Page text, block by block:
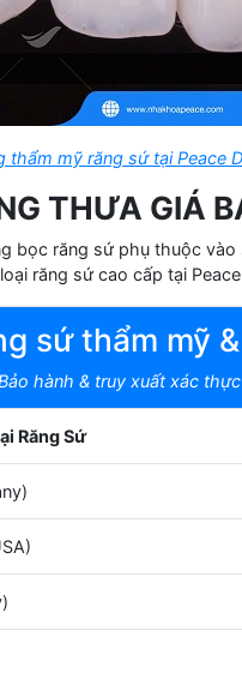
thẩm mỹ răng sứ tại Peace
THƯA GIÁ
bọc răng sứ phụ thuộc
răng sứ cao cấp tại
sứ thẩm mỹ
hành & truy xuất xác
Răng Sứ